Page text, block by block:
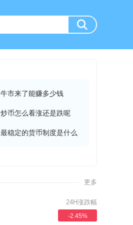
牛市来了能赚多少钱
炒币怎么看涨还是跌呢
最稳定的货币制度是什么
更多
24H涨跌幅
-2.45%